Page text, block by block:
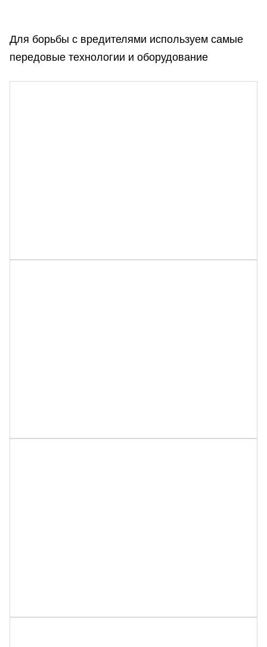
Для борьбы с вредителями используем самые
передовые технологии и оборудование